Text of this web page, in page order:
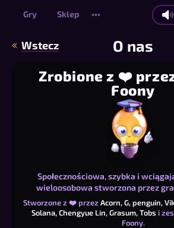
Gry Sklep •••
Wstecz O nas
Zrobione z ❤️
Foony
Społecznościowa, szybka i
wieloosobowa stworzona przez
Stworzone z ❤️ przez Acorn,G,penguin,
Solana,Chengyue Lin,Grasum,Tobs i
Foony.